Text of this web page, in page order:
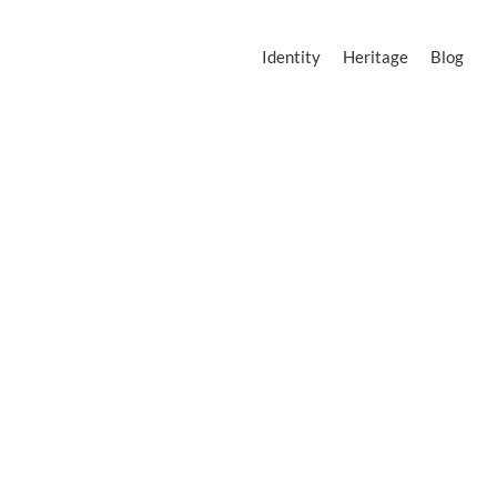
Identity Heritage Blog